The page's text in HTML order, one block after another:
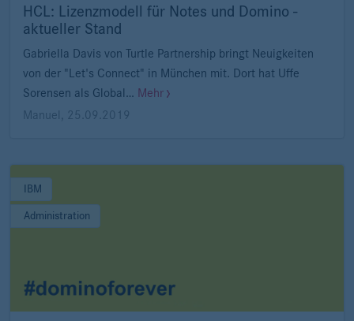
HCL: Lizenzmodell für Notes und Domino -
aktueller Stand
Gabriella Davis von Turtle Partnership bringt Neuigkeiten
von der "Let's Connect" in München mit. Dort hat Uffe
Sorensen als Global… Mehr
Manuel , 25.09.2019
IBM
Administration